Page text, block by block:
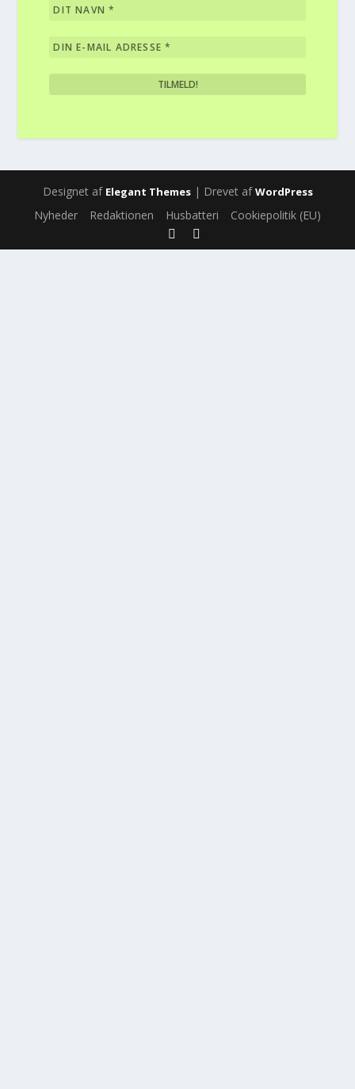
Designet af Elegant Themes| Drevet afWordPress
Nyheder Redaktionen Husbatteri Cookiepolitik (EU)